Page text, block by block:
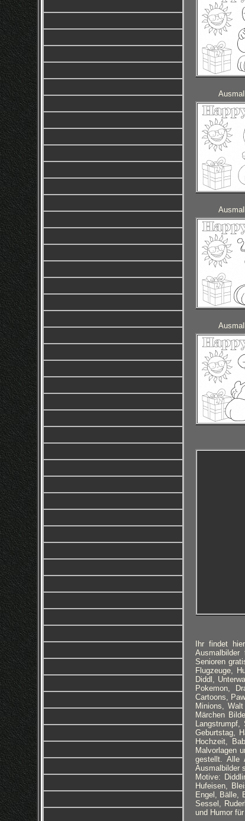
Ihr findet
Ausmalbilder
Senioren
Flugzeuge,
Diddl,
Pokemon,
Cartoons,
Minions,
Märchen
Geburtstag,
Hochzeit,
Malvorlagen
gestellt. Alle
Ausmalbilder
Motive:
Hufeisen,
Engel, Bälle,
Sessel,
und Humor